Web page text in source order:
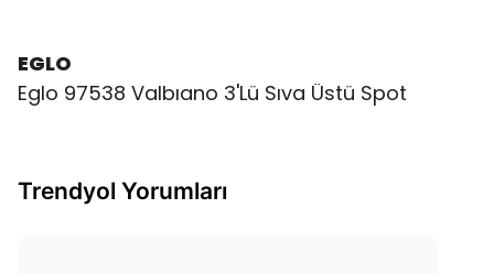
EGLO
Eglo 97538 Valbıano 3'Lü Sıva Üstü Spot
Trendyol Yorumları